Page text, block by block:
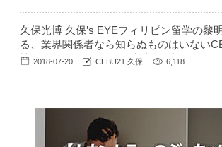
久保光博 久保’s EYEフィリピン留学の黎
る、業界関係者なら知らぬものはいない
博（クボ ミツヒロ）。彼独自の切り口が
ン留学は韓国人...
2018-07-20 CEBU21 久保 6,118